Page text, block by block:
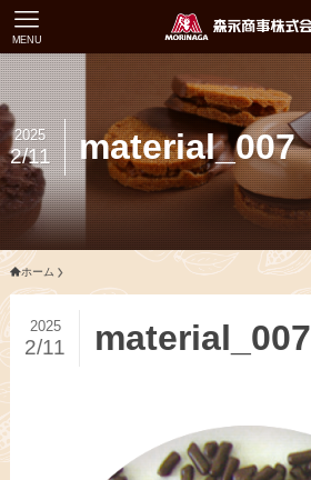
MENU
material_007
2025
2/11
ホーム
material_007
2025
2/11